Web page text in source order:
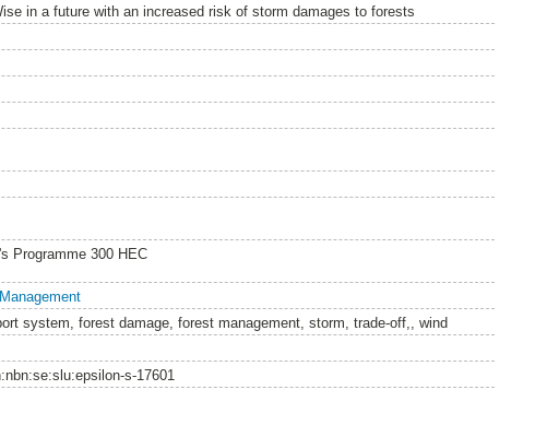
in a future with an increased risk of storm damages to forests
Programme 300 HEC
system, forest damage, forest management, storm, trade-off,, wind
s-17601